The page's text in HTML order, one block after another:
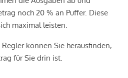
noch 20 % an Puffer. Diese
maximal leisten.
können Sie herausfinden,
für Sie drin ist.